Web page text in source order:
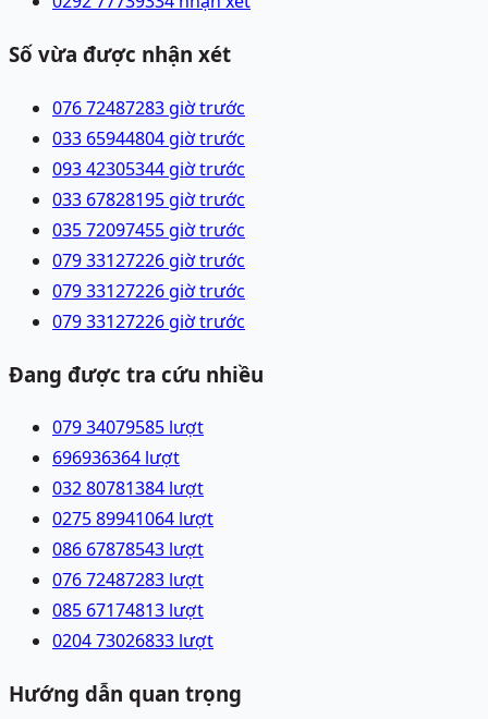
Số vừa được nhận xét
076 72487283 giờ trước
033 65944804 giờ trước
093 42305344 giờ trước
033 67828195 giờ trước
035 72097455 giờ trước
079 33127226 giờ trước
079 33127226 giờ trước
079 33127226 giờ trước
Đang được tra cứu nhiều
079 34079585 lượt
696936364 lượt
032 80781384 lượt
0275 89941064 lượt
086 67878543 lượt
076 72487283 lượt
085 67174813 lượt
0204 73026833 lượt
Hướng dẫn quan trọng